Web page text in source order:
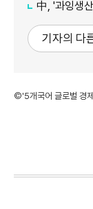
中, '과잉생산'
기자의 다
©'5개국어 글로벌 경